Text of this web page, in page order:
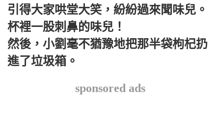
引得大家哄堂大笑，紛紛過來聞味兒。
杯裡一股刺鼻的味兒！
然後，小劉毫不猶豫地把那半袋枸杞扔
進了垃圾箱。
sponsored ads